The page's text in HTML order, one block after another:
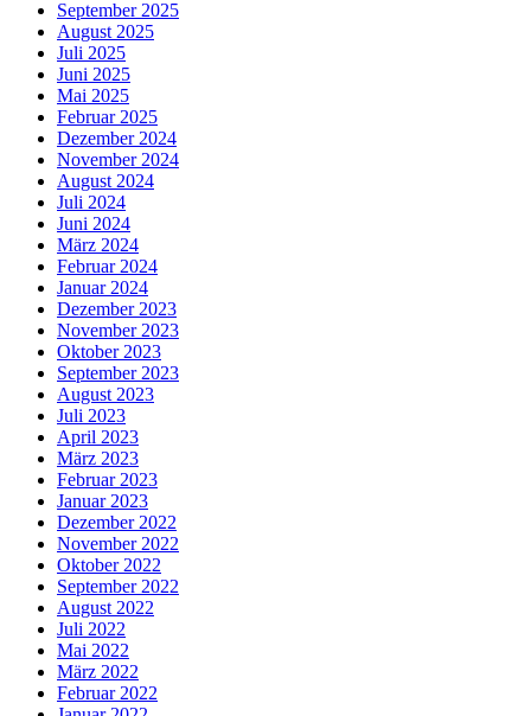
September 2025
August 2025
Juli 2025
Juni 2025
Mai 2025
Februar 2025
Dezember 2024
November 2024
August 2024
Juli 2024
Juni 2024
März 2024
Februar 2024
Januar 2024
Dezember 2023
November 2023
Oktober 2023
September 2023
August 2023
Juli 2023
April 2023
März 2023
Februar 2023
Januar 2023
Dezember 2022
November 2022
Oktober 2022
September 2022
August 2022
Juli 2022
Mai 2022
März 2022
Februar 2022